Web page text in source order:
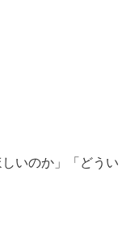
いのか」「どうい